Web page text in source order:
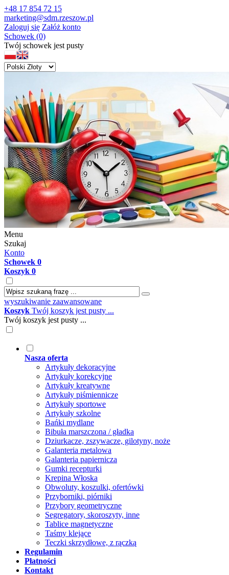
+48 17 854 72 15
marketing@sdm.rzeszow.pl
Zaloguj się Załóż konto
Schowek (0)
Twój schowek jest pusty
Menu
Szukaj
Konto
Schowek 0
Koszyk 0
wyszukiwanie zaawansowane
Koszyk Twój koszyk jest pusty ...
Twój koszyk jest pusty ...
Nasza oferta
Artykuły dekoracyjne
Artykuły korekcyjne
Artykuły kreatywne
Artykuły piśmiennicze
Artykuły sportowe
Artykuły szkolne
Bańki mydlane
Bibuła marszczona / gładka
Dziurkacze, zszywacze, gilotyny, noże
Galanteria metalowa
Galanteria papiernicza
Gumki recepturki
Krepina Włoska
Obwoluty, koszulki, ofertówki
Przyborniki, piórniki
Przybory geometryczne
Segregatory, skoroszyty, inne
Tablice magnetyczne
Taśmy klejące
Teczki skrzydłowe, z rączką
Regulamin
Płatności
Kontakt